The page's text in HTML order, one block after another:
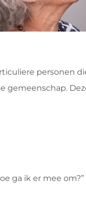
personen
ga ik er mee om?”